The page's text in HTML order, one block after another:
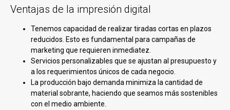
Ventajas de la impresión digital
Tenemos capacidad de realizar tiradas cortas en plazos
reducidos. Esto es fundamental para campañas de
marketing que requieren inmediatez.
Servicios personalizables que se ajustan al presupuesto y
a los requerimientos únicos de cada negocio.
La producción bajo demanda minimiza la cantidad de
material sobrante, haciendo que seamos más sostenibles
con el medio ambiente.